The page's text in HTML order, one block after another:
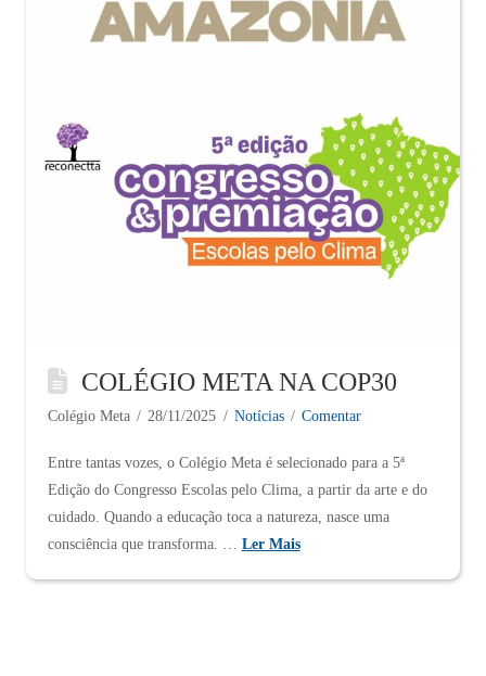
COLÉGIO META NA COP30
Colégio Meta 28/11/2025 Notícias Comentar
Entre tantas vozes, o Colégio Meta é selecionado para a 5ª
Edição do Congresso Escolas pelo Clima, a partir da arte e do
cuidado. Quando a educação toca a natureza, nasce uma
consciência que transforma. … Ler Mais